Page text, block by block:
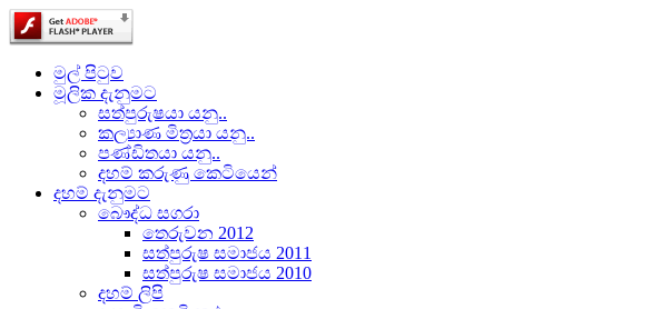
මුල් පිටුව
මූලික දැනුමට
සත්පුරුෂයා යනු..
කල්‍යාණ මිත්‍රයා යනු..
පණ්ඩිතයා යනු..
දහම් කරුණු කෙටියෙන්
දහම් දැනුමට
බෞද්ධ සගරා
තෙරුවන 2012
සත්පුරුෂ සමාජය 2011
සත්පුරුෂ සමාජය 2010
දහම් ලිපි